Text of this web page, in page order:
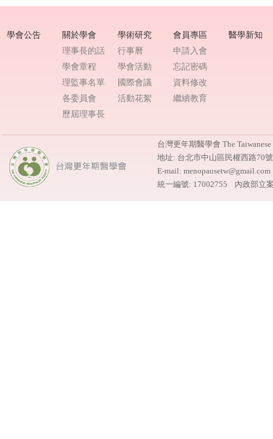
學會公告
關於學會
理事長的話
學會章程
理監事名單
各委員會
歷屆理事長
學術研究
行事曆
學會活動
國際會議
活動花絮
會員專區
申請入會
忘記密碼
資料修改
繼續教育
醫學新知
台灣更年期醫學會 The
地址: 台北市中山區民權西路70
E-mail:
統一編號: 17002755 內政部立